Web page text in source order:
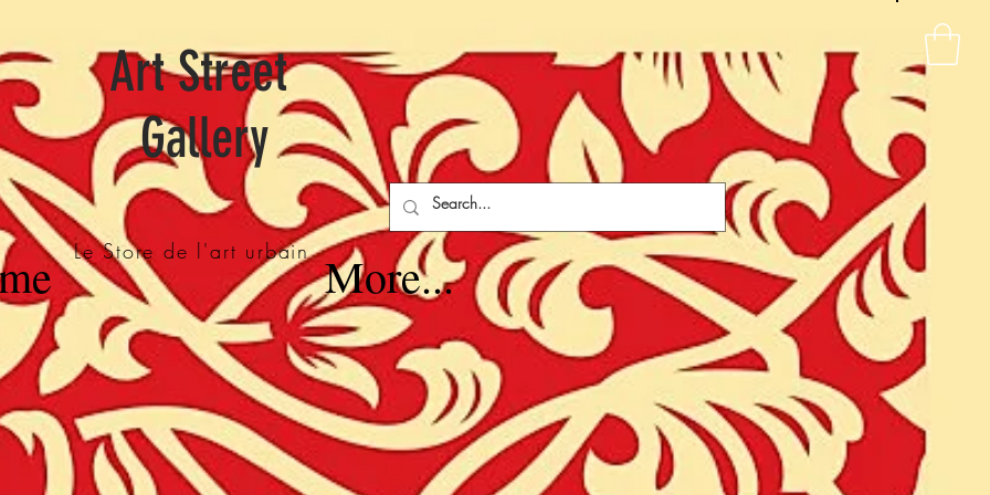
Art Street
Gallery
Le Store de l'art urbain More...